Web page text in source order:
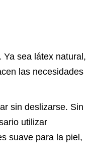
sea látex natural,
las necesidades
sin deslizarse. Sin
utilizar
suave para la piel,